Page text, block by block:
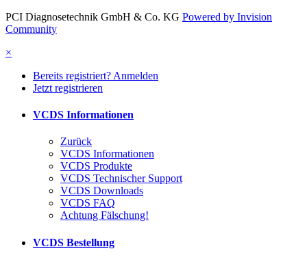
PCI Diagnosetechnik GmbH & Co. KG Powered by Invision
Community
×
Bereits registriert? Anmelden
Jetzt registrieren
VCDS Informationen
Zurück
VCDS Informationen
VCDS Produkte
VCDS Technischer Support
VCDS Downloads
VCDS FAQ
Achtung Fälschung!
VCDS Bestellung